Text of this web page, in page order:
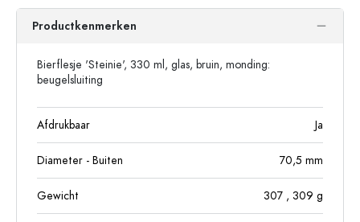
Productkenmerken
Bierflesje 'Steinie', 330 ml, glas, bruin, monding:
beugelsluiting
Afdrukbaar Ja
Diameter - Buiten 70,5 mm
Gewicht 307 , 309 g